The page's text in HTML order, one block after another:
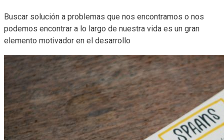
Buscar solución a problemas que nos encontramos o nos
podemos encontrar a lo largo de nuestra vida es un gran
elemento motivador en el desarrollo